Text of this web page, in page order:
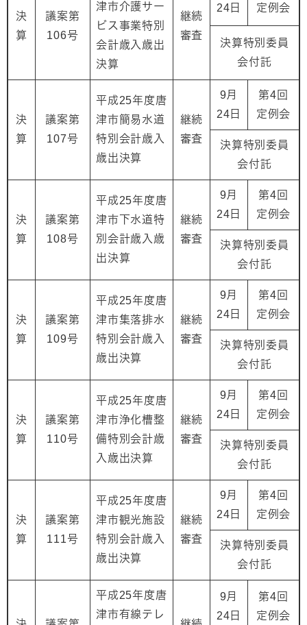
決
算
議案第
106号
津市介護サー
ビス事業特別
会計歳入歳出
決算
継続
審査
24日
定例会
決算特別委員
会付託
決
算
議案第
107号
平成25年度唐
津市簡易水道
特別会計歳入
歳出決算
継続
審査
9月
24日
第4回
定例会
決算特別委員
会付託
決
算
議案第
108号
平成25年度唐
津市下水道特
別会計歳入歳
出決算
継続
審査
9月
24日
第4回
定例会
決算特別委員
会付託
決
算
議案第
109号
平成25年度唐
津市集落排水
特別会計歳入
歳出決算
継続
審査
9月
24日
第4回
定例会
決算特別委員
会付託
決
算
議案第
110号
平成25年度唐
津市浄化槽整
備特別会計歳
入歳出決算
継続
審査
9月
24日
第4回
定例会
決算特別委員
会付託
決
算
議案第
111号
平成25年度唐
津市観光施設
特別会計歳入
歳出決算
継続
審査
9月
24日
第4回
定例会
決算特別委員
会付託
平成25年度唐
津市有線テレ
9月
24日
第4回
定例会